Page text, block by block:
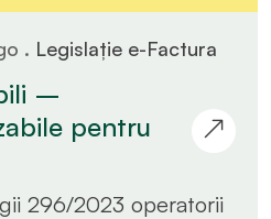
. Legislație e-Factura
–
pentru
296/2023 operatorii